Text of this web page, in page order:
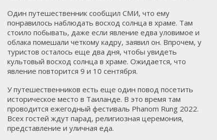
Один путешественник сообщил СМИ, что ему
понравилось наблюдать восход солнца в храме. Там
стоило побывать, даже если явление едва уловимое и
облака помешали четкому кадру, заявил он. Впрочем, у
туристов осталось еще два дня, чтобы увидеть
культовый восход солнца в храме. Ожидается, что
явление повторится 9 и 10 сентября.
У путешественников есть еще один повод посетить
историческое место в Таиланде. В это время там
проводится ежегодный фестиваль Phanom Rung 2022.
Всех гостей ждут парад, религиозная церемония,
представление и уличная еда.